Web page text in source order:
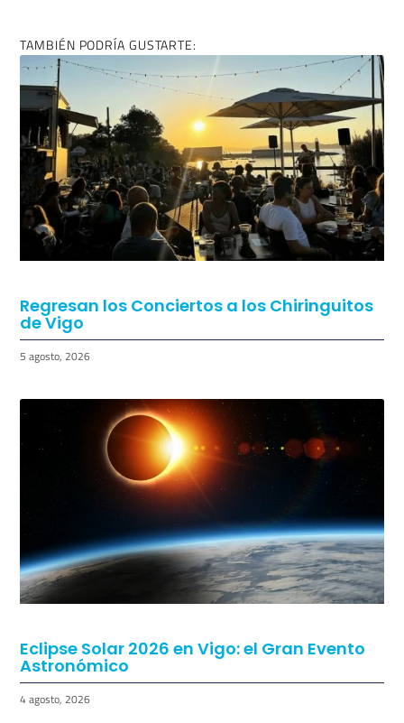
TAMBIÉN PODRÍA GUSTARTE:
Regresan los Conciertos a los Chiringuitos
de Vigo
5 agosto, 2026
Eclipse Solar 2026 en Vigo: el Gran Evento
Astronómico
4 agosto, 2026